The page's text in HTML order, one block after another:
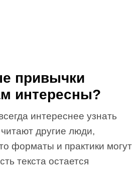
привычки
интересны?
интереснее узнать
другие люди,
форматы и практики могут
текста остается